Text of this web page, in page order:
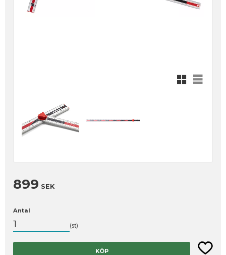
Rutnätsvy
Listvy
899 SEK
Antal
st
KÖP Lägg